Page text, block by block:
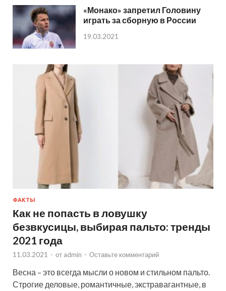
«Монако» запретил Головину
играть за сборную в России
19.03.2021
ФАКТЫ
Как не попасть в ловушку
безвкусицы, выбирая пальто: тренды
2021 года
11.03.2021 - от admin - Оставьте комментарий
Весна – это всегда мысли о новом и стильном пальто.
Строгие деловые, романтичные, экстравагантные, в